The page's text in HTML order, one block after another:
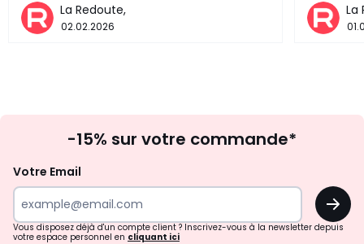
La Redoute,
02.02.2026
La
à
newsletter
-15% sur votre commande*
Votre Email
OK
Vous disposez déjà d'un compte client ? Inscrivez-vous à la newsletter depuis
votre espace personnel en cliquant ici